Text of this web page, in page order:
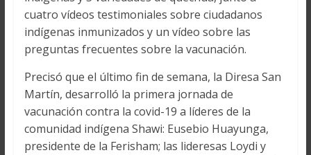
cuatro vídeos testimoniales sobre ciudadanos
indígenas inmunizados y un vídeo sobre las
preguntas frecuentes sobre la vacunación.
Precisó que el último fin de semana, la Diresa San
Martín, desarrolló la primera jornada de
vacunación contra la covid-19 a líderes de la
comunidad indígena Shawi: Eusebio Huayunga,
presidente de la Ferisham; las lideresas Loydi y